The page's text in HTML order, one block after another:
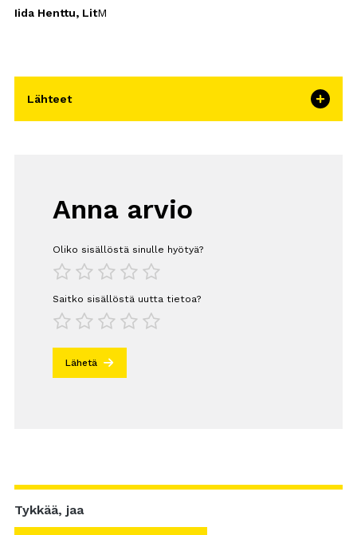
Iida Henttu, LitM
Lähteet
Anna arvio
Oliko sisällöstä sinulle hyötyä?
4
3
2
1
Saitko sisällöstä uutta tietoa?
4
3
2
1
Lähetä
Tykkää, jaa